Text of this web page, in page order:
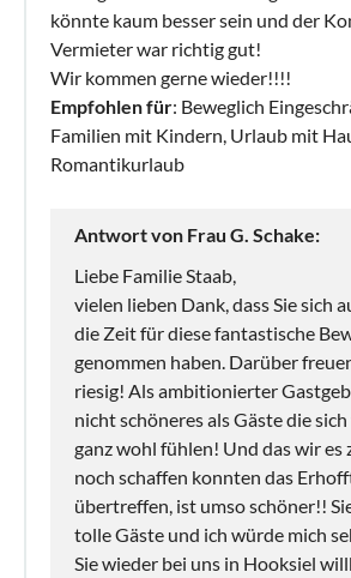
könnte kaum besser sein und der
Vermieter war richtig gut!
Wir kommen gerne wieder!!!!
Empfohlen für: Beweglich
Familien mit Kindern, Urlaub mit
Romantikurlaub
Antwort von Frau G. Schake:
Liebe Familie Staab,
vielen lieben Dank, dass Sie sich
die Zeit für diese fantastische
genommen haben. Darüber
riesig! Als ambitionierter
nicht schöneres als Gäste die
ganz wohl fühlen! Und das wir es
noch schaffen konnten das
übertreffen, ist umso schöner!!
tolle Gäste und ich würde mich
Sie wieder bei uns in Hooksiel